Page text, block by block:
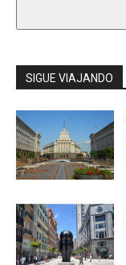
SIGUE VIAJANDO